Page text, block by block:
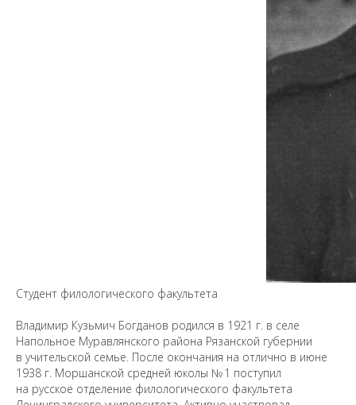
Студент филологического факультета
Владимир Кузьмич Богданов родился в 1921 г. в селе
Напольное Муравлянского района Рязанской губернии
в учительской семье. После окончания на отлично в июне
1938 г. Моршанской средней юколы № 1 поступил
на русское отделение филологического факультета